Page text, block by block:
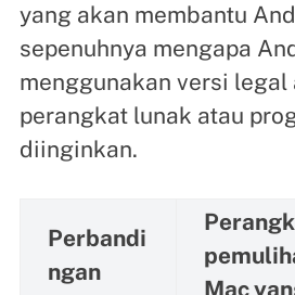
yang akan membantu
sepenuhnya mengapa
menggunakan versi legal
perangkat lunak atau
diinginkan.
Perbandi
ngan
Mac